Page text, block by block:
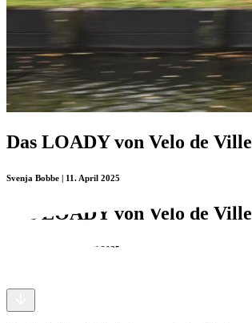
Das LOADY von Velo de Ville
Svenja Bobbe | 11. April 2025
Das LOADY von Velo de Ville
Svenja Bobbe | 11. April 2025